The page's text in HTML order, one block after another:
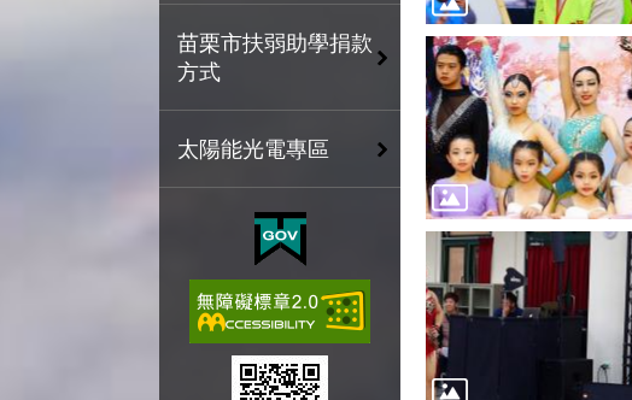
苗栗市扶弱助學捐款
方式
太陽能光電專區